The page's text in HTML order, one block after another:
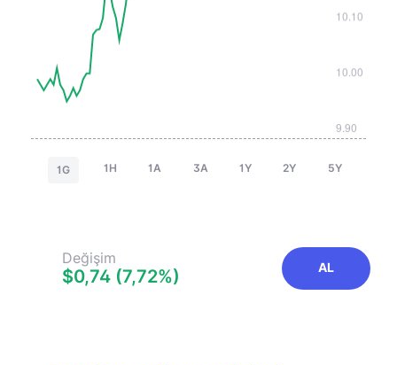
1G 1H 1A 3A 1Y 2Y 5Y
Değişim
$0,74 (7,72%) AL